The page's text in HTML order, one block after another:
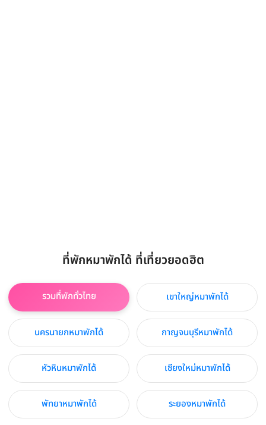
ที่พักหมาพักได้ ที่เที่ยวยอดฮิต
รวมที่พักทั่วไทย เขาใหญ่หมาพักได้
นครนายกหมาพักได้ กาญจนบุรีหมาพักได้
หัวหินหมาพักได้ เชียงใหม่หมาพักได้
พัทยาหมาพักได้ ระยองหมาพักได้